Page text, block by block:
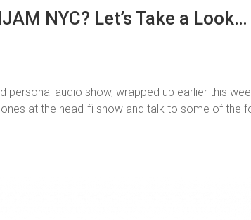
NYC? Let’s Take a
personal audio show, wrapped up earlier this
at the head-fi show and talk to some of the